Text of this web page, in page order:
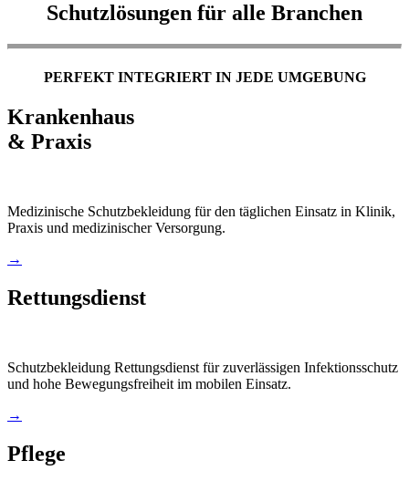
Schutzlösungen für alle Branchen
PERFEKT INTEGRIERT IN JEDE UMGEBUNG
Krankenhaus
& Praxis
Medizinische Schutzbekleidung für den täglichen Einsatz in Klinik,
Praxis und medizinischer Versorgung.
→
Rettungsdienst
Schutzbekleidung Rettungsdienst für zuverlässigen Infektionsschutz
und hohe Bewegungsfreiheit im mobilen Einsatz.
→
Pflege